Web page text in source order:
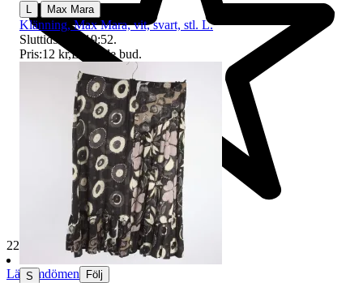
229 492 omdömen
Läs omdömen Följ
| Max Mara
Klänning, Max Mara, vit, svart, stl. L.
Sluttid9 aug 19:52.
Pris:12 kr,Ledande bud.
S